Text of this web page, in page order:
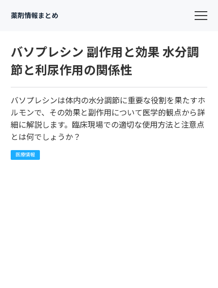
薬剤情報まとめ
バソプレシン 副作用と効果 水分調
節と利尿作用の関係性
バソプレシンは体内の水分調節に重要な役割を果たすホ
ルモンで、その効果と副作用について医学的観点から詳
細に解説します。臨床現場での適切な使用方法と注意点
とは何でしょうか？
医療情報